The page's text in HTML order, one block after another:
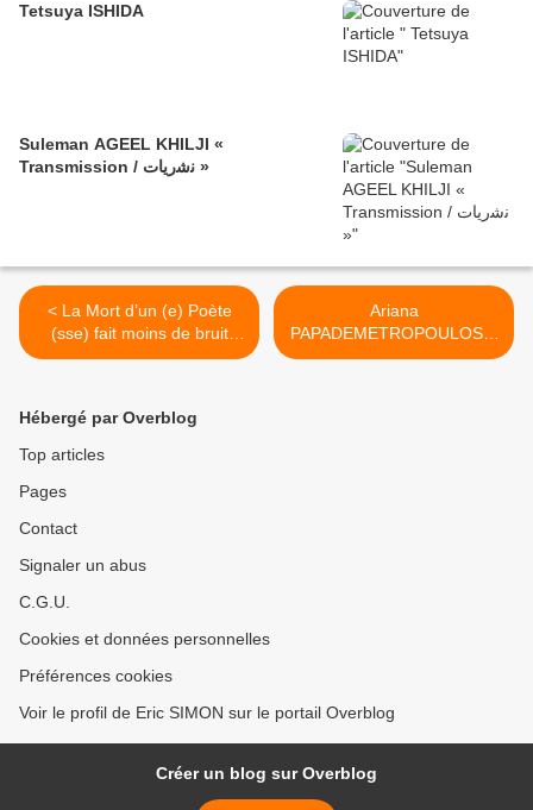
Tetsuya ISHIDA
Suleman AGEEL KHILJI «
Transmission / ﻧﺷرﯾﺎت »
< La Mort d’un (e) Poète
(sse) fait moins de bruit
qu’une feuille de Tilleul qui
Ariana
PAPADEMETROPOULOS «
Glass Slipper » >
Hébergé par Overblog
Top articles
Pages
Contact
Signaler un abus
C.G.U.
Cookies et données personnelles
Préférences cookies
Voir le profil de Eric SIMON sur le portail Overblog
Créer un blog sur Overblog